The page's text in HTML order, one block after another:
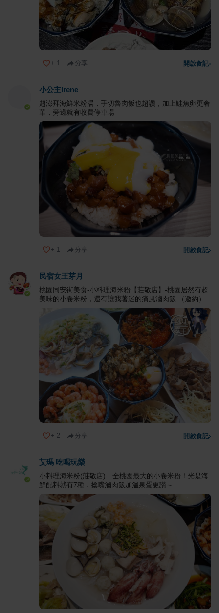
+ 1 分享 開啟食記›
小公主Irene
超澎拜海鮮米粉湯，手切魯肉飯也超讚，加上鮭魚卵更奢
華，旁邊就有收費停車場
+ 1 分享 開啟食記›
民宿女王芽月
桃園同安街美食-小料理海米粉【莊敬店】-桃園居然有超
美味的小卷米粉，還有讓我著迷的痛風滷肉飯 （邀約）
+ 2 分享 開啟食記›
艾瑪 吃喝玩樂
小料理海米粉(莊敬店)｜全桃園最大的小卷米粉！光是海
鮮配料就有7種．捻嘴滷肉飯加溫泉蛋更讚～